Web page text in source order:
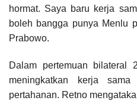
hormat. Saya baru kerja
boleh bangga punya Menlu
Prabowo.
Dalam pertemuan bilateral
meningkatkan kerja
pertahanan. Retno